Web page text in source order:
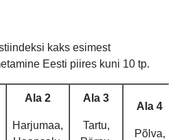
kaks esimest
Eesti piires kuni 10 tp.
Ala 2
Harjumaa,
Ala 3
Tartu,
Ala 4
Põlva,